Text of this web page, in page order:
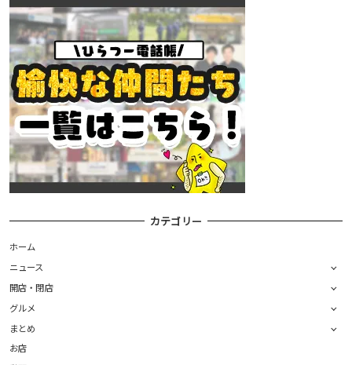
カテゴリー
ホーム
ニュース
開店・閉店
グルメ
まとめ
お店